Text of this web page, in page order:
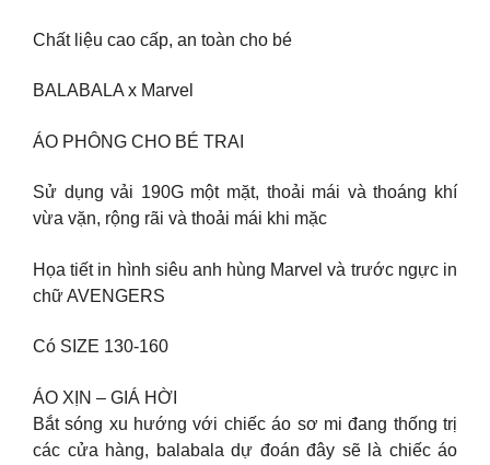
Chất liệu cao cấp, an toàn cho bé
BALABALA x Marvel
ÁO PHÔNG CHO BÉ TRAI
Sử dụng vải 190G một mặt, thoải mái và thoáng khí
vừa vặn, rộng rãi và thoải mái khi mặc
Họa tiết in hình siêu anh hùng Marvel và trước ngực in
chữ AVENGERS
Có SIZE 130-160
ÁO XỊN – GIÁ HỜI
Bắt sóng xu hướng với chiếc áo sơ mi đang thống trị
các cửa hàng, balabala dự đoán đây sẽ là chiếc áo